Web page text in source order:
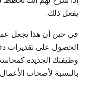
يفعل ذلك.
في حين أن هذا يجعل
الحصول على تقديرات
وظيفتك الجديدة
بالنسبة لأصحاب